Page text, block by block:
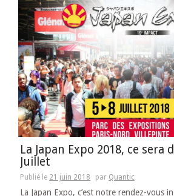
La Japan Expo 2018, ce sera
Juillet
Publié le 21 juin 2018 par Quantic
La Japan Expo, c’est notre rendez-vous